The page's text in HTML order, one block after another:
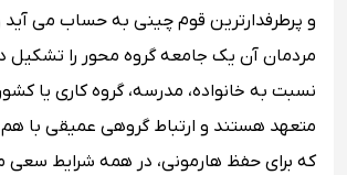
و پرطرفدارترین قوم چینی به حساب می
مردمان آن یک جامعه گروه محور را تشکیل
نسبت به خانواده، مدرسه، گروه کاری یا
متعهد هستند و ارتباط گروهی عمیقی با هم
که برای حفظ هارمونی، در همه شرایط سعی